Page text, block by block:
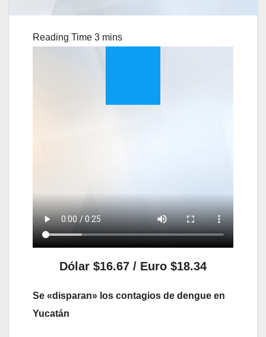
Dólar $16.67 / Euro $18.34
Se «disparan» los contagios de dengue en
Yucatán